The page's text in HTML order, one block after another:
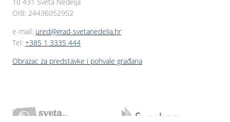
OIB: 24436052952
e-mail: ured@grad-svetanedelja.hr
Tel: +385 1 3335 444
Obrazac za predstavke i pohvale građana